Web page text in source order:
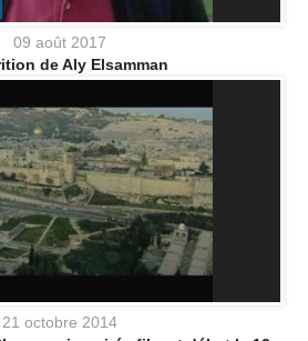
09 août 2017
de Aly Elsamman
21 octobre 2014